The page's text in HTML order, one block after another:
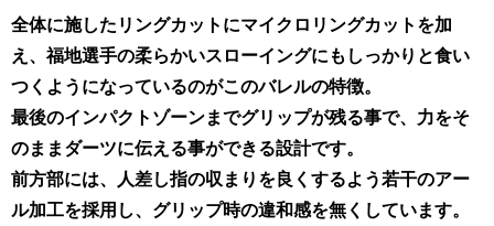
全体に施したリングカットにマイクロリングカットを加
え、福地選手の柔らかいスローイングにもしっかりと食い
つくようになっているのがこのバレルの特徴。
最後のインパクトゾーンまでグリップが残る事で、力をそ
のままダーツに伝える事ができる設計です。
前方部には、人差し指の収まりを良くするよう若干のアー
ル加工を採用し、グリップ時の違和感を無くしています。